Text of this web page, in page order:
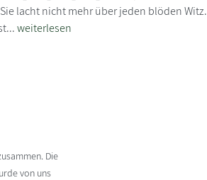
lacht nicht mehr über jeden blöden
weiterlesen
Die
von uns